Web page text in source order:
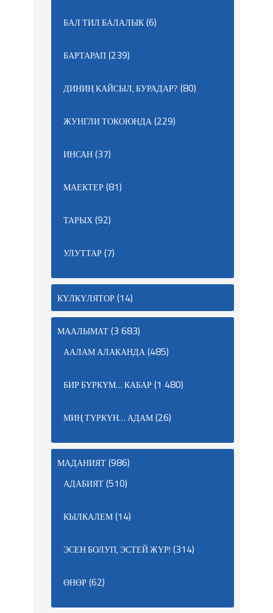
БАЛ ТИЛ БАЛАЛЫК(6)
БАРТАРАП(239)
ДИНИҢ КАЙСЫЛ, БУРАДАР? (80)
ЖУНГЛИ ТОКОЮНДА(229)
ИНСАН(37)
МАЕКТЕР(81)
ТАРЫХ(92)
УЛУТТАР(7)
КҮЛКҮЛЯТОР(14)
МААЛЫМАТ(3 683)
ААЛАМ АЛАКАНДА(485)
БИР БҮРКҮМ… КАБАР(1 480)
МИҢ ТҮРКҮН… АДАМ(26)
МАДАНИЯТ(986)
АДАБИЯТ(510)
КЫЛКАЛЕМ(14)
ЭСЕН БОЛУП, ЭСТЕЙ ЖҮР! (314)
ӨНӨР(62)